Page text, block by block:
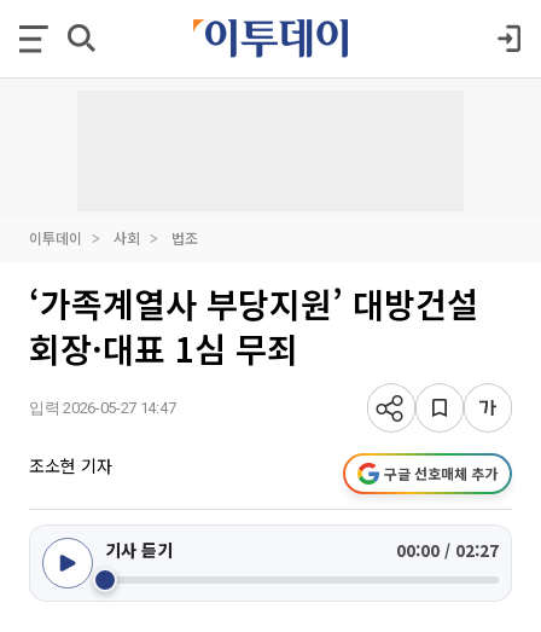
이투데이 사회 법조
‘가족계열사 부당지원’ 대방건설
회장·대표 1심 무죄
입력 2026-05-27 14:47
조소현 기자 구글 선호매체 추가
기사 듣기 00:00 / 02:27